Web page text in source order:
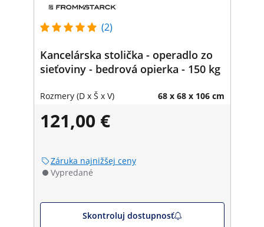
(2)
Kancelárska stolička - operadlo zo
sieťoviny - bedrová opierka - 150 kg
Rozmery (D x Š x V) 68 x 68 x 106 cm
121,00 €
Záruka najnižšej ceny
Vypredané
Skontroluj dostupnosť